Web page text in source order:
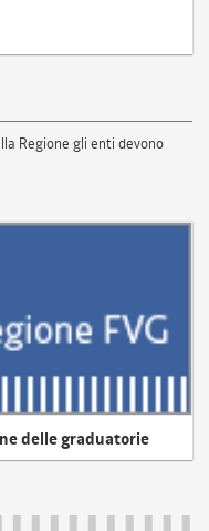
Regione gli enti devono
delle graduatorie